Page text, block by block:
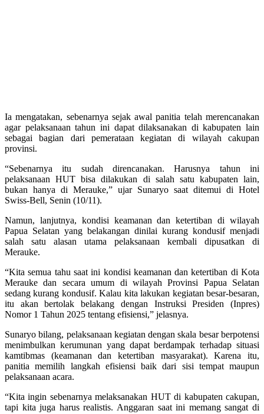
Ia mengatakan, sebenarnya sejak awal panitia telah merencanakan
agar pelaksanaan tahun ini dapat dilaksanakan di kabupaten lain
sebagai bagian dari pemerataan kegiatan di wilayah cakupan
provinsi.
“Sebenarnya itu sudah direncanakan. Harusnya tahun ini
pelaksanaan HUT bisa dilakukan di salah satu kabupaten lain,
bukan hanya di Merauke,” ujar Sunaryo saat ditemui di Hotel
Swiss-Bell, Senin (10/11).
Namun, lanjutnya, kondisi keamanan dan ketertiban di wilayah
Papua Selatan yang belakangan dinilai kurang kondusif menjadi
salah satu alasan utama pelaksanaan kembali dipusatkan di
Merauke.
“Kita semua tahu saat ini kondisi keamanan dan ketertiban di Kota
Merauke dan secara umum di wilayah Provinsi Papua Selatan
sedang kurang kondusif. Kalau kita lakukan kegiatan besar-besaran,
itu akan bertolak belakang dengan Instruksi Presiden (Inpres)
Nomor 1 Tahun 2025 tentang efisiensi,” jelasnya.
Sunaryo bilang, pelaksanaan kegiatan dengan skala besar berpotensi
menimbulkan kerumunan yang dapat berdampak terhadap situasi
kamtibmas (keamanan dan ketertiban masyarakat). Karena itu,
panitia memilih langkah efisiensi baik dari sisi tempat maupun
pelaksanaan acara.
“Kita ingin sebenarnya melaksanakan HUT di kabupaten cakupan,
tapi kita juga harus realistis. Anggaran saat ini memang sangat di